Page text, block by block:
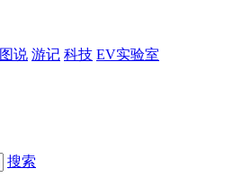
图说 游记 科技 EV实验室
搜索